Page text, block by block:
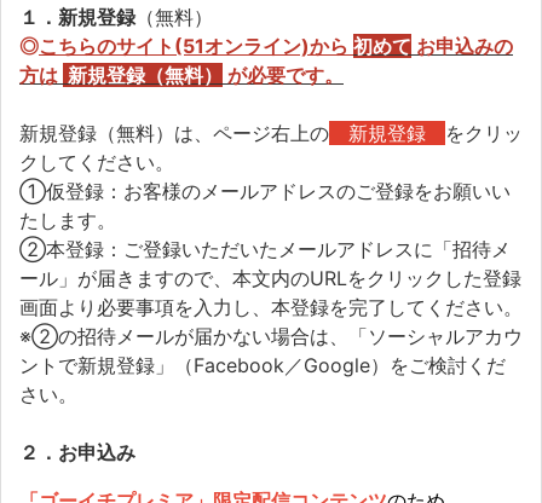
１．新規登録 （無料）
◎こちらのサイト(51オンライン)から 初めて お申込みの
方は 新規登録（無料） が必要です。
新規登録（無料）は、ページ右上の 新規登録 をクリッ
クしてください。
①仮登録：お客様のメールアドレスのご登録をお願いい
たします。
②本登録：ご登録いただいたメールアドレスに「招待メ
ール」が届きますので、本文内のURLをクリックした登録
画面より必要事項を入力し、本登録を完了してください。
※②の招待メールが届かない場合は、「ソーシャルアカウ
ントで新規登録」（Facebook／Google）をご検討くだ
さい。
２．お申込み